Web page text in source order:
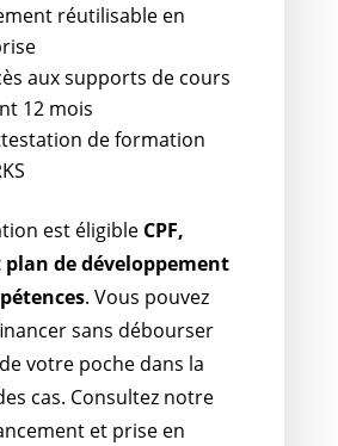
réutilisable en
aux supports de cours
12 mois
de formation
est éligible CPF,
plan de développement
. Vous pouvez
sans débourser
votre poche dans la
cas. Consultez notre
et prise en